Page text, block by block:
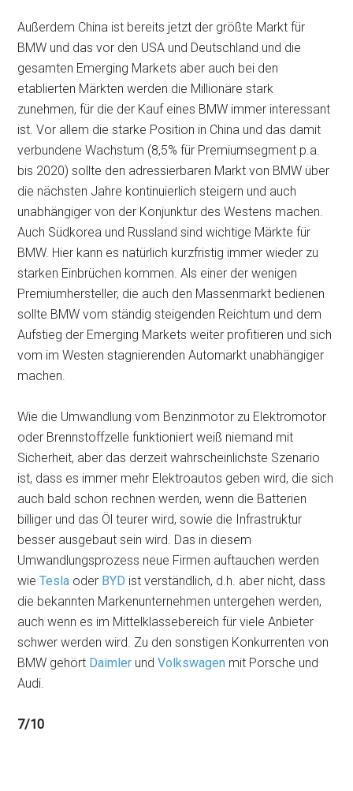
Außerdem China ist bereits jetzt der größte Markt für
BMW und das vor den USA und Deutschland und die
gesamten Emerging Markets aber auch bei den
etablierten Märkten werden die Millionäre stark
zunehmen, für die der Kauf eines BMW immer interessant
ist. Vor allem die starke Position in China und das damit
verbundene Wachstum (8,5% für Premiumsegment p.a.
bis 2020) sollte den adressierbaren Markt von BMW über
die nächsten Jahre kontinuierlich steigern und auch
unabhängiger von der Konjunktur des Westens machen.
Auch Südkorea und Russland sind wichtige Märkte für
BMW. Hier kann es natürlich kurzfristig immer wieder zu
starken Einbrüchen kommen. Als einer der wenigen
Premiumhersteller, die auch den Massenmarkt bedienen
sollte BMW vom ständig steigenden Reichtum und dem
Aufstieg der Emerging Markets weiter profitieren und sich
vom im Westen stagnierenden Automarkt unabhängiger
machen.
Wie die Umwandlung vom Benzinmotor zu Elektromotor
oder Brennstoffzelle funktioniert weiß niemand mit
Sicherheit, aber das derzeit wahrscheinlichste Szenario
ist, dass es immer mehr Elektroautos geben wird, die sich
auch bald schon rechnen werden, wenn die Batterien
billiger und das Öl teurer wird, sowie die Infrastruktur
besser ausgebaut sein wird. Das in diesem
Umwandlungsprozess neue Firmen auftauchen werden
wieTesla oder BYD ist verständlich, d.h. aber nicht, dass
die bekannten Markenunternehmen untergehen werden,
auch wenn es im Mittelklassebereich für viele Anbieter
schwer werden wird. Zu den sonstigen Konkurrenten von
BMW gehört Daimler undVolkswagen mit Porsche und
Audi.
7/10